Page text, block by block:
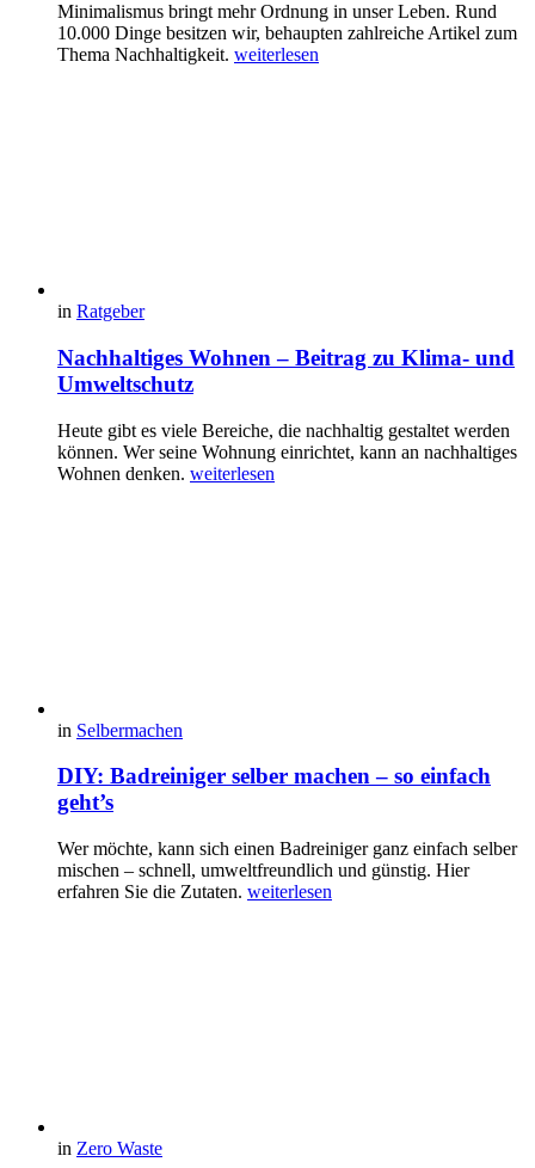
Minimalismus bringt mehr Ordnung in unser Leben. Rund
10.000 Dinge besitzen wir, behaupten zahlreiche Artikel zum
Thema Nachhaltigkeit. weiterlesen
in Ratgeber
Nachhaltiges Wohnen – Beitrag zu Klima- und
Umweltschutz
Heute gibt es viele Bereiche, die nachhaltig gestaltet werden
können. Wer seine Wohnung einrichtet, kann an nachhaltiges
Wohnen denken. weiterlesen
in Selbermachen
DIY: Badreiniger selber machen – so einfach
geht’s
Wer möchte, kann sich einen Badreiniger ganz einfach selber
mischen – schnell, umweltfreundlich und günstig. Hier
erfahren Sie die Zutaten. weiterlesen
in Zero Waste